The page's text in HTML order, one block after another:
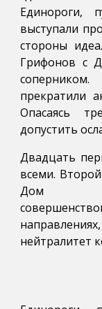
Единороги,
выступали
стороны
Грифонов с
прекратили
Опасаясь
допустить
Двадцать
всеми.
Дом
нейтралитет